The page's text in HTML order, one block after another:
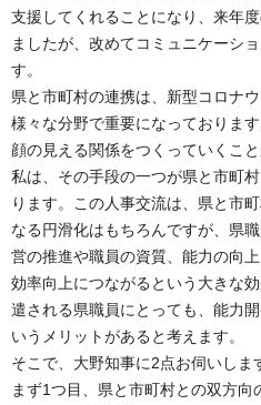
支援してくれることになり、来年
ましたが、改めてコミュニケーシ
す。
県と市町村の連携は、新型コロナ
様々な分野で重要になっておりま
顔の見える関係をつくっていくこと
私は、その手段の一つが県と市町
ります。この人事交流は、県と市
なる円滑化はもちろんですが、県
営の推進や職員の資質、能力の向
効率向上につながるという大きな
遣される県職員にとっても、能力
いうメリットがあると考えます。
そこで、大野知事に2点お伺いしま
まず1つ目、県と市町村との双方